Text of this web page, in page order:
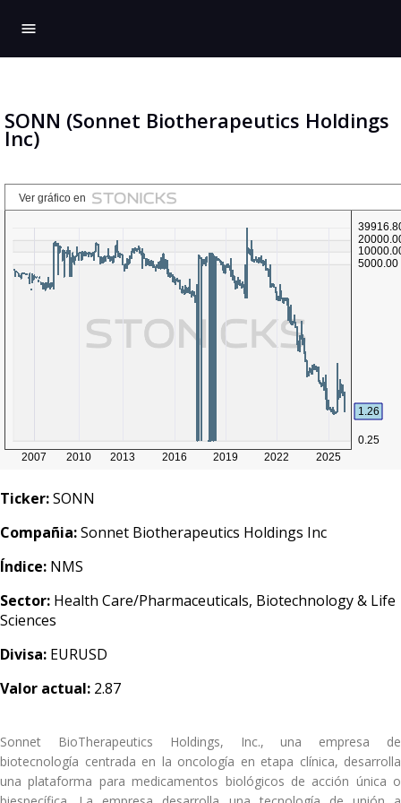
menu
SONN (Sonnet Biotherapeutics Holdings
Inc)
Ticker:SONN
Compañia:Sonnet Biotherapeutics Holdings Inc
Índice: NMS
Sector: Health Care/Pharmaceuticals, Biotechnology & Life
Sciences
Divisa: EURUSD
Valor actual: 2.87
Sonnet BioTherapeutics Holdings, Inc., una empresa de
biotecnología centrada en la oncología en etapa clínica, desarrolla
una plataforma para medicamentos biológicos de acción única o